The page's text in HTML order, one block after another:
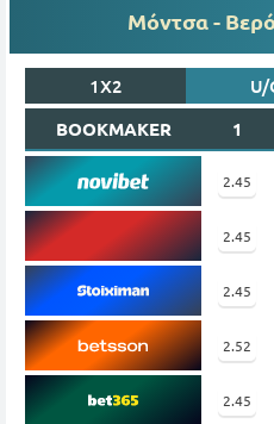
Μόντσα -
1X2 U/
BOOKMAKER
1
2.45
2.45
2.45
2.52
2.45